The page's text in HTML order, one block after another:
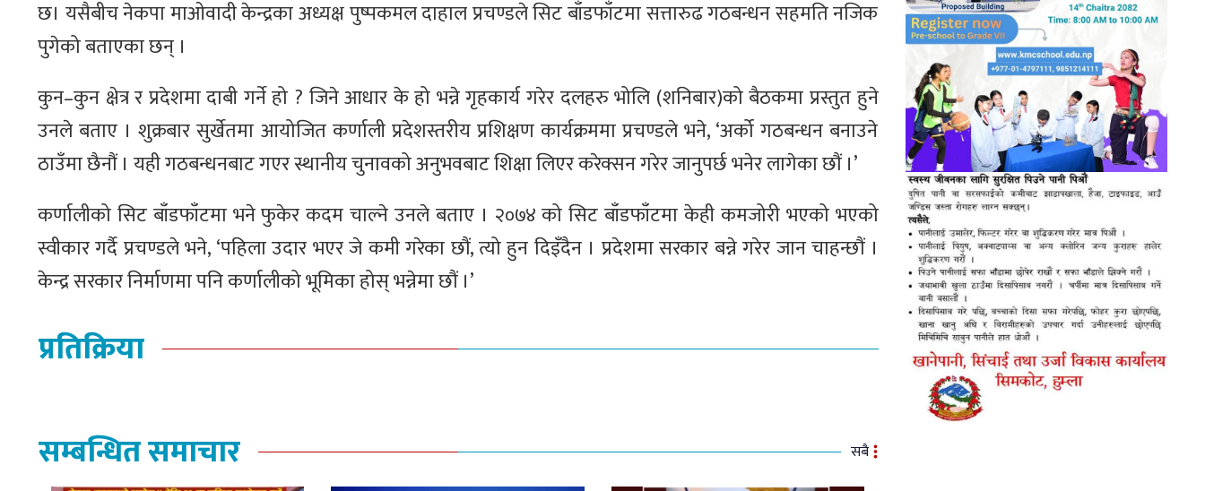
छ। यसैबीच नेकपा माओवादी केन्द्रका अध्यक्ष पुष्पकमल दाहाल प्रचण्डले सिट बाँडफाँटमा सत्तारुढ गठबन्धन सहमति नजिक
पुगेको बताएका छन् ।
कुन–कुन क्षेत्र र प्रदेशमा दाबी गर्ने हो ? जिने आधार के हो भन्ने गृहकार्य गरेर दलहरु भोलि (शनिबार)को बैठकमा प्रस्तुत हुने
उनले बताए । शुक्रबार सुर्खेतमा आयोजित कर्णाली प्रदेशस्तरीय प्रशिक्षण कार्यक्रममा प्रचण्डले भने, ‘अर्को गठबन्धन बनाउने
ठाउँमा छैनौं । यही गठबन्धनबाट गएर स्थानीय चुनावको अनुभवबाट शिक्षा लिएर करेक्सन गरेर जानुपर्छ भनेर लागेका छौं ।’
कर्णालीको सिट बाँडफाँटमा भने फुकेर कदम चाल्ने उनले बताए । २०७४ को सिट बाँडफाँटमा केही कमजोरी भएको भएको
स्वीकार गर्दै प्रचण्डले भने, ‘पहिला उदार भएर जे कमी गरेका छौं, त्यो हुन दिइँदैन । प्रदेशमा सरकार बन्ने गरेर जान चाहन्छौं ।
केन्द्र सरकार निर्माणमा पनि कर्णालीको भूमिका होस् भन्नेमा छौं ।’
प्रतिक्रिया
सम्बन्धित समाचार सबै